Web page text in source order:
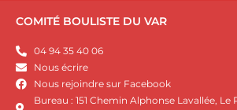
COMITÉ BOULISTE DU VAR
04 94 35 40 06
Nous écrire
Nous rejoindre sur Facebook
Bureau : 151 Chemin Alphonse Lavallée, Le